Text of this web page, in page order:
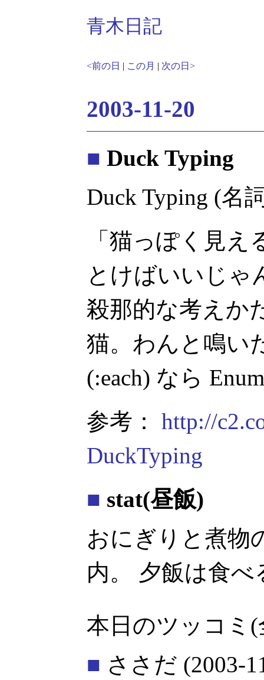
青木日記
<前の日 | この月 | 次の日>
2003-11-20
■ Duck Typing
Duck Typing (名
「猫っぽく見
とけばいいじゃ
殺那的な考えか
猫。わんと鳴い
(:each) なら
参考： http://
DuckTyping
■ stat(昼飯)
おにぎりと煮物
内。 夕飯は食
本日のツッコミ(
■ ささだ (2003-